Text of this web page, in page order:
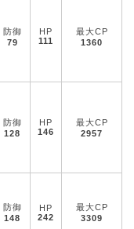
防御
79
HP
111
最大CP
1360
防御
128
HP
146
最大CP
2957
防御
148
HP
242
最大CP
3309